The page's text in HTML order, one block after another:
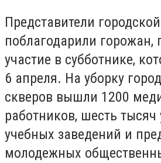
Представители
поблагодарили
участие в субботнике,
6 апреля. На уборку
скверов вышли 1200
работников, шесть
учебных заведений и
молодежных